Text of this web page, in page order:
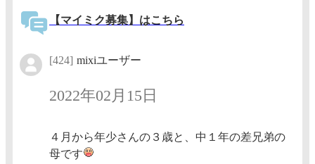
【マイミク募集】はこちら
[424] mixiユーザー
2022年02月15日
４月から年少さんの３歳と、中１年の差兄弟の
母です